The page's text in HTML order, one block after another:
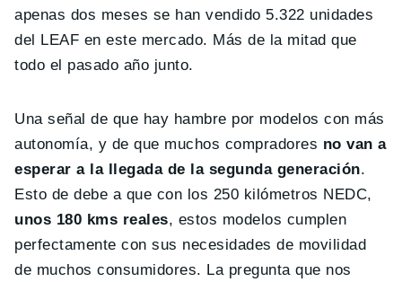
apenas dos meses se han vendido 5.322 unidades
del LEAF en este mercado. Más de la mitad que
todo el pasado año junto.
Una señal de que hay hambre por modelos con más
autonomía, y de que muchos compradores no van a
esperar a la llegada de la segunda generación.
Esto de debe a que con los 250 kilómetros NEDC,
unos 180 kms reales, estos modelos cumplen
perfectamente con sus necesidades de movilidad
de muchos consumidores. La pregunta que nos